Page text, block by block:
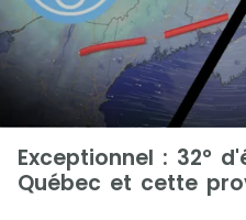
Exceptionnel : 32°
Québec et cette